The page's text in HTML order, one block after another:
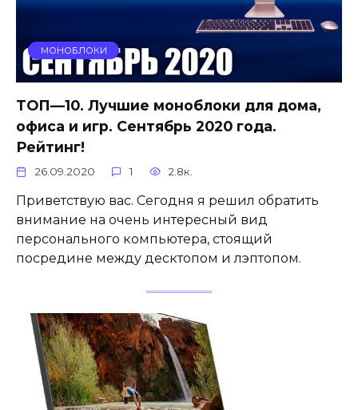
МОНОБЛОКИ
ТОП—10. Лучшие моноблоки для дома,
офиса и игр. Сентябрь 2020 года.
Рейтинг!
26.09.2020 1 2.8к.
Приветствую вас. Сегодня я решил обратить
внимание на очень интересный вид
персонального компьютера, стоящий
посредине между десктопом и лэптопом.